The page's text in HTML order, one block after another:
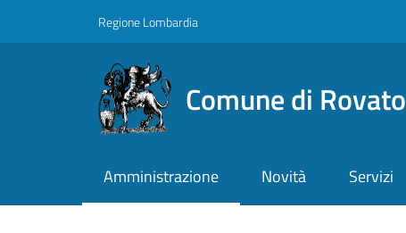
Regione Lombardia
Comune di Rovato
Amministrazione Novità Servizi